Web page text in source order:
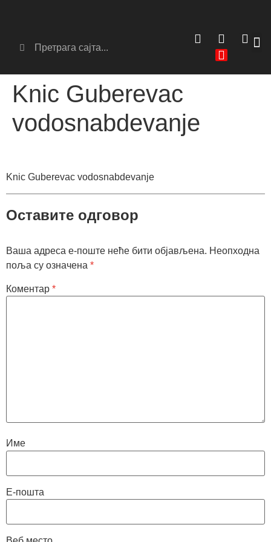
Knic Guberevac
vodosnabdevanje
Knic Guberevac vodosnabdevanje
Оставите одговор
Ваша адреса е-поште неће бити објављена. Неопходна
поља су означена *
Коментар *
Име
Е-пошта